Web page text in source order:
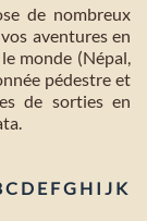
de nombreux
aventures en
monde (Népal,
pédestre et
de sorties en
C D E FG H I J K